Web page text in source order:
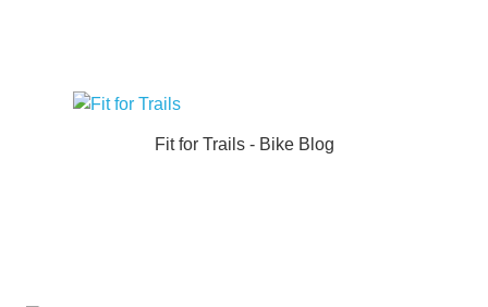
Fit for Trails - Bike Blog